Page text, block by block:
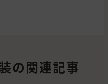
の関連記事